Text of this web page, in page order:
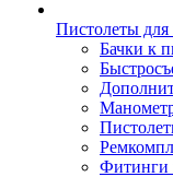
Пистолеты
Бачки к
Фитинги